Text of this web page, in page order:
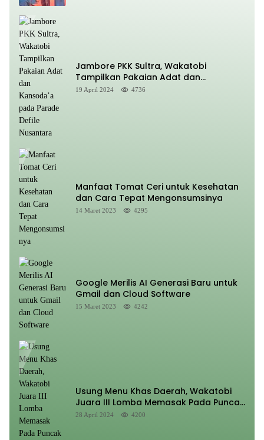
Jambore PKK Sultra, Wakatobi
Tampilkan Pakaian Adat dan
Kansoda’a pada Parade Defile
19 April 2024 4736
Manfaat Tomat Ceri untuk Kesehatan
dan Cara Tepat Mengonsumsinya
14 Maret 2023 4295
Google Merilis AI Generasi Baru untuk
Gmail dan Cloud Software
15 Maret 2023 4242
Usung Menu Khas Daerah, Wakatobi
Juara III Lomba Memasak Pada Puncak
HUT Sultra Ke 60
28 April 2024 4200